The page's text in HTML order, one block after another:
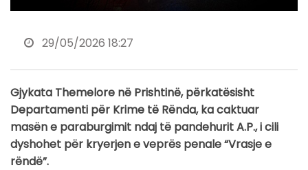
29/05/2026 18:27
Gjykata Themelore në Prishtinë, përkatësisht
Departamenti për Krime të Rënda, ka caktuar
masën e paraburgimit ndaj të pandehurit A.P., i cili
dyshohet për kryerjen e veprës penale “Vrasje e
rëndë”.